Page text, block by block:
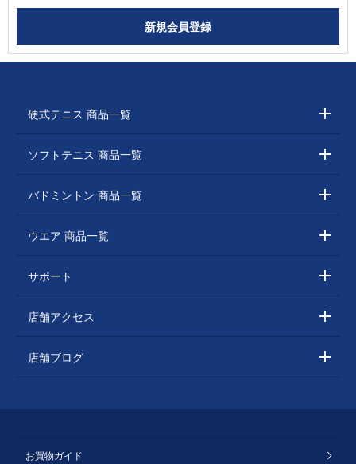
硬式テニス 商品一覧
ソフトテニス 商品一覧
バドミントン 商品一覧
ウエア 商品一覧
サポート
店舗アクセス
店舗ブログ
お買物ガイド